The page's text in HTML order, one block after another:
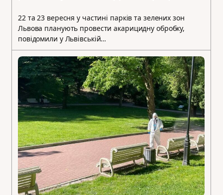
22 та 23 вересня у частині парків та зелених зон
Львова планують провести акарицидну обробку,
повідомили у Львівській…